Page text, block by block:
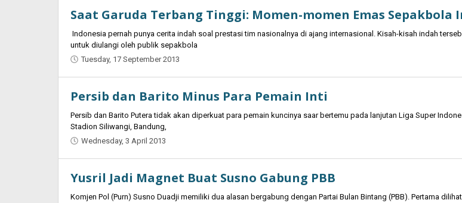
Saputra
Saat Garuda Terbang Tinggi: Momen-momen Emas Sepakbola
Indonesia pernah punya cerita indah soal prestasi tim nasionalnya di ajang internasional. Kisah-kisah indah
untuk diulangi oleh publik sepakbola
Tuesday, 17 September 2013
Persib dan Barito Minus Para Pemain Inti
Persib dan Barito Putera tidak akan diperkuat para pemain kuncinya saar bertemu pada lanjutan Liga Super
Stadion Siliwangi, Bandung,
Wednesday, 3 April 2013
Yusril Jadi Magnet Buat Susno Gabung PBB
Komjen Pol (Purn) Susno Duadji memiliki dua alasan bergabung dengan Partai Bulan Bintang (PBB). Pertama